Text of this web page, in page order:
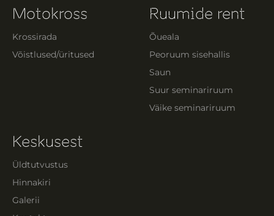
Motokross
Krossirada
Võistlused/üritused
Ruumide rent
Õueala
Peoruum sisehallis
Saun
Suur seminariruum
Väike seminariruum
Keskusest
Üldtutvustus
Hinnakiri
Galerii